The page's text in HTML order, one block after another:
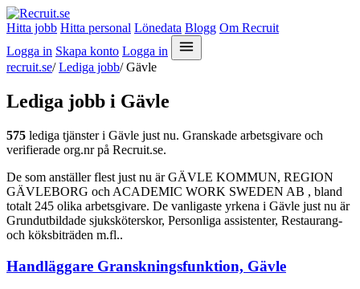
Hitta jobb Hitta personal Lönedata Blogg Om Recruit
Logga in Skapa konto Logga in
recruit.se/ Lediga jobb/ Gävle
Lediga jobb i Gävle
575 lediga tjänster i Gävle just nu. Granskade arbetsgivare och
verifierade org.nr på Recruit.se.
De som anställer flest just nu är GÄVLE KOMMUN, REGION
GÄVLEBORG och ACADEMIC WORK SWEDEN AB , bland
totalt 245 olika arbetsgivare. De vanligaste yrkena i Gävle just nu är
Grundutbildade sjuksköterskor, Personliga assistenter, Restaurang-
och köksbiträden m.fl..
Handläggare Granskningsfunktion, Gävle